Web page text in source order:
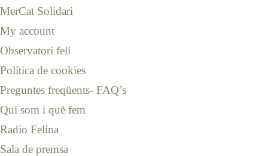
MerCat Solidari
My account
Observatori felí
Política de cookies
Preguntes freqüents- FAQ’s
Qui som i què fem
Radio Felina
Sala de premsa